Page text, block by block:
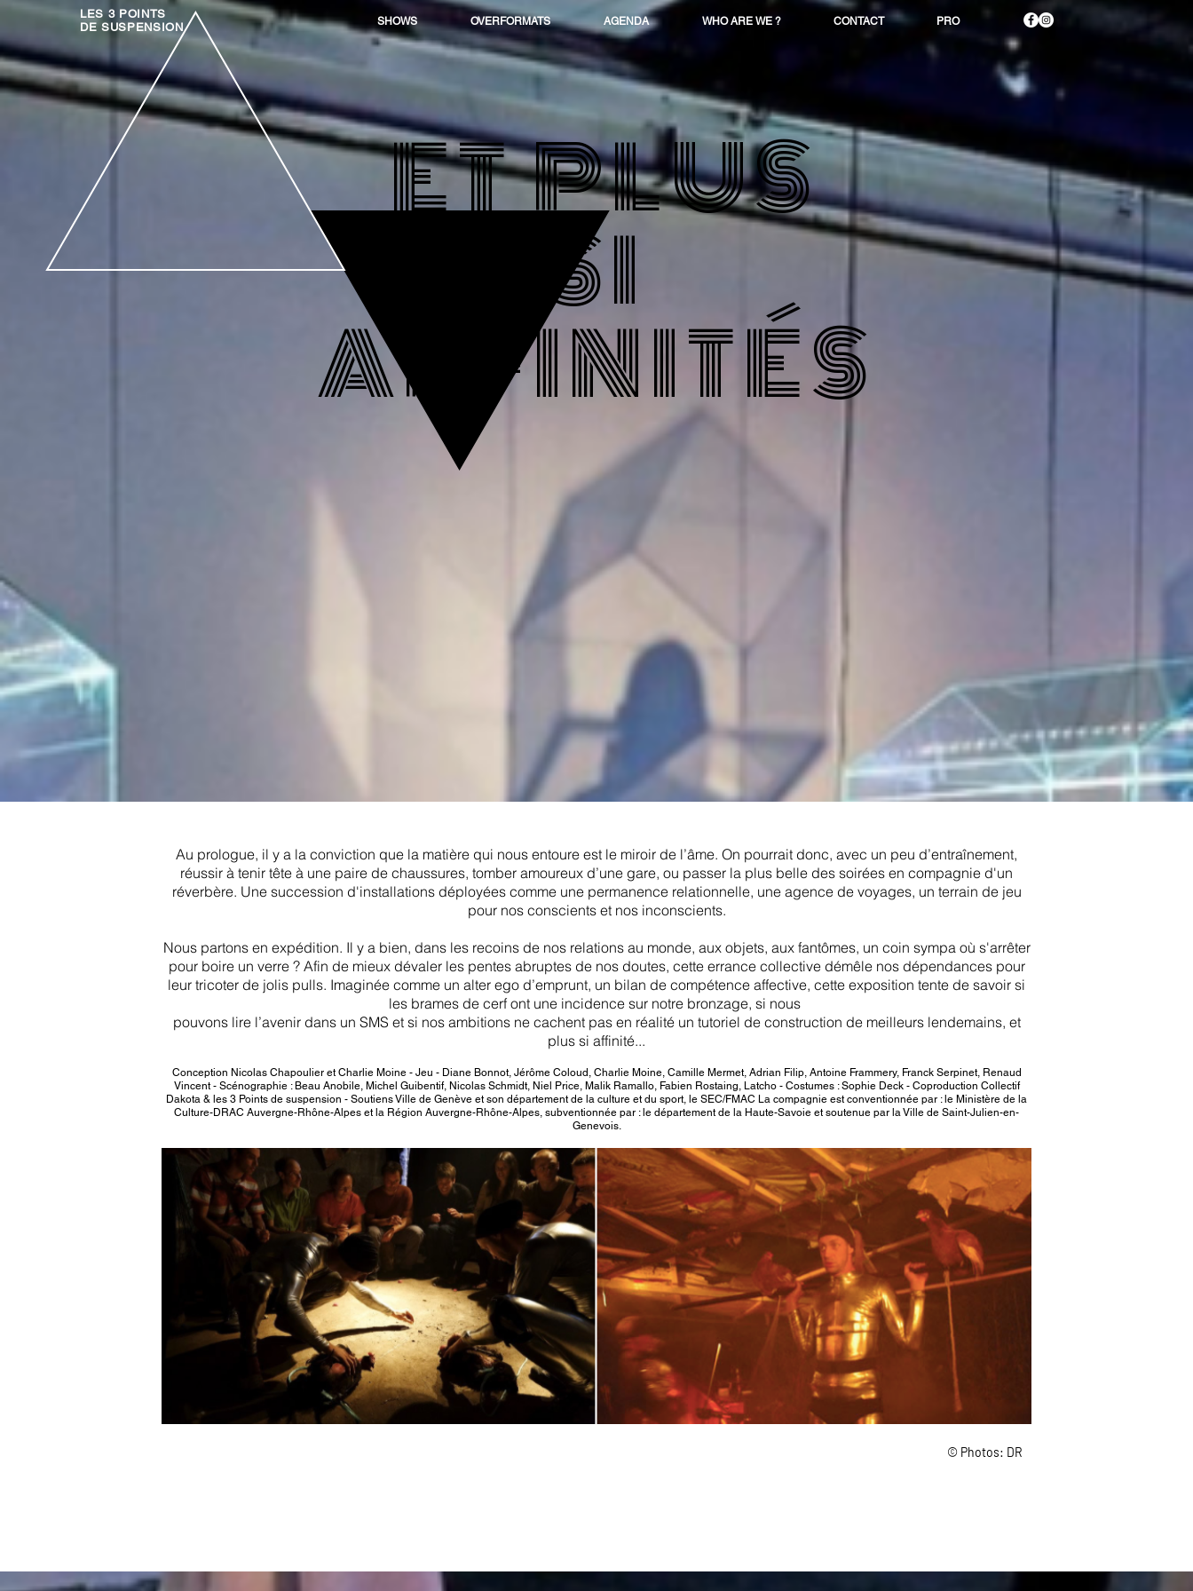
LES 3 POINTS
DE SUSPENSION
SHOWS OVERFORMATS AGENDA WHO ARE WE ? CONTACT PRO
ET PLUS
SI
AFFINITÉS
Au prologue, il y a la conviction que la matière qui nous entoure est le miroir de l’âme. On pourrait donc, avec un peu d’entraînement,
réussir à tenir tête à une paire de chaussures, tomber amoureux d’une gare, ou passer la plus belle des soirées en compagnie d'un
réverbère. Une succession d'installations déployées comme une permanence relationnelle, une agence de voyages, un terrain de jeu
pour nos conscients et nos inconscients.
Nous partons en expédition. Il y a bien, dans les recoins de nos relations au monde, aux objets, aux fantômes, un coin sympa où s'arrêter
pour boire un verre ? Afin de mieux dévaler les pentes abruptes de nos doutes, cette errance collective démêle nos dépendances pour
leur tricoter de jolis pulls. Imaginée comme un alter ego d’emprunt, un bilan de compétence affective, cette exposition tente de savoir si
les brames de cerf ont une incidence sur notre bronzage, si nous
pouvons lire l’avenir dans un SMS et si nos ambitions ne cachent pas en réalité un tutoriel de construction de meilleurs lendemains, et
plus si affinité...
Conception Nicolas Chapoulier et Charlie Moine - Jeu - Diane Bonnot, Jérôme Coloud, Charlie Moine, Camille Mermet, Adrian Filip, Antoine Frammery, Franck Serpinet, Renaud
Vincent - Scénographie : Beau Anobile, Michel Guibentif, Nicolas Schmidt, Niel Price, Malik Ramallo, Fabien Rostaing, Latcho - Costumes : Sophie Deck - Coproduction Collectif
Dakota & les 3 Points de suspension - Soutiens Ville de Genève et son département de la culture et du sport, le SEC/FMAC La compagnie est conventionnée par : le Ministère de la
Culture-DRAC Auvergne-Rhône-Alpes et la Région Auvergne-Rhône-Alpes, subventionnée par : le département de la Haute-Savoie et soutenue par la Ville de Saint-Julien-en-
Genevois.
© Photos: DR